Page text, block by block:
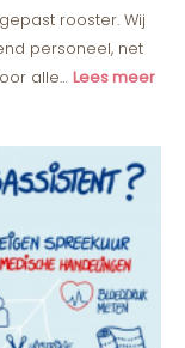
rooster. Wij
personeel, net
alle… Lees meer